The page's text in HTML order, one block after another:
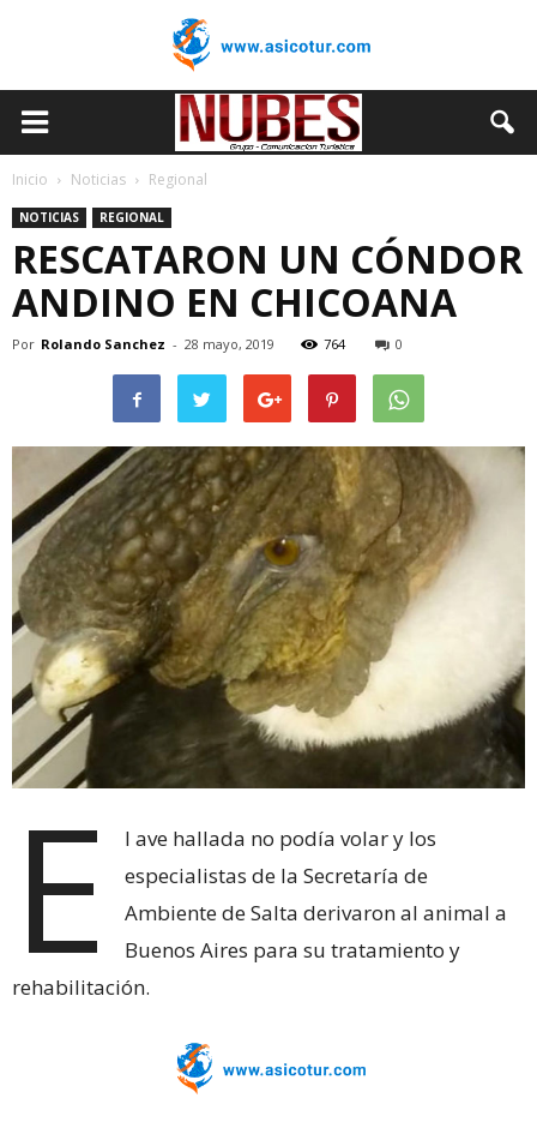
Inicio Noticias Regional
NOTICIAS REGIONAL
RESCATARON UN CÓNDOR
ANDINO EN CHICOANA
Por Rolando Sanchez - 28 mayo, 2019 764 0
E
l ave hallada no podía volar y los
especialistas de la Secretaría de
Ambiente de Salta derivaron al animal a
Buenos Aires para su tratamiento y
rehabilitación.